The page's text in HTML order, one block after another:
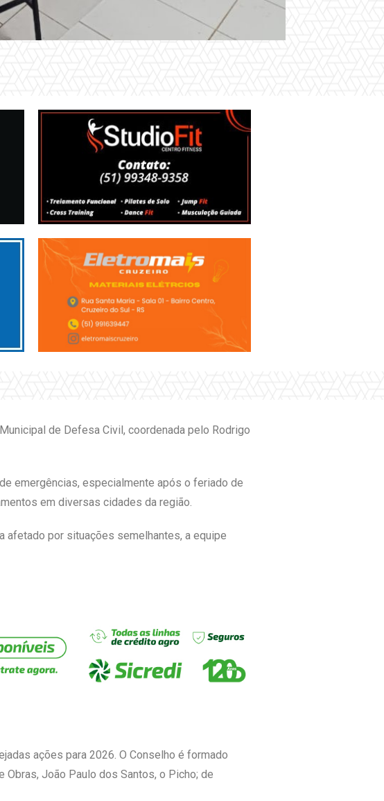
de Defesa Civil, coordenada pelo Rodrigo
emergências, especialmente após o feriado de
em diversas cidades da região.
afetado por situações semelhantes, a equipe
ações para 2026. O Conselho é formado
João Paulo dos Santos, o Picho; de